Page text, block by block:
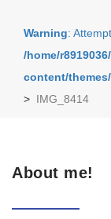
Warning:
/home/
content/
> IMG_8414
About me!